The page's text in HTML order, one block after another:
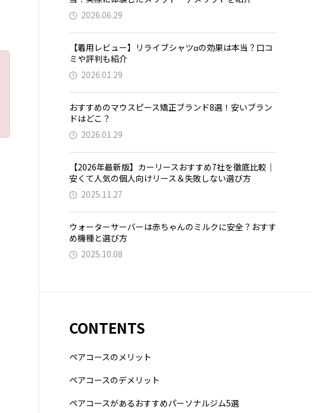
2026.06.29
【着用レビュー】リライブシャツαの効果は本当？口コ
ミや評判も紹介
2026.01.29
おすすめのマウスピース矯正ブランド8選！安いブラン
ドはどこ？
2026.01.29
【2026年最新版】カーリースおすすめ7社を徹底比較｜
安くて人気の個人向けリース＆失敗しない選び方
2025.11.27
ウォーターサーバーは赤ちゃんのミルクに安全？おすす
め機種と選び方
2025.10.08
CONTENTS
ペアコースのメリット
ペアコースのデメリット
ペアコースがあるおすすめパーソナルジム5選